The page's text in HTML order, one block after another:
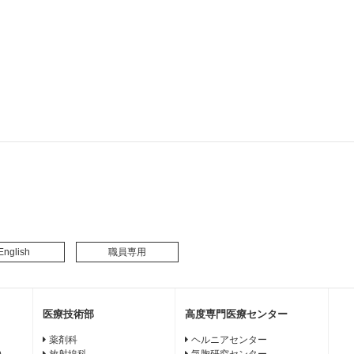
職員専用
医療技術部
薬剤科
高度専門医療センター
ヘルニアセンター